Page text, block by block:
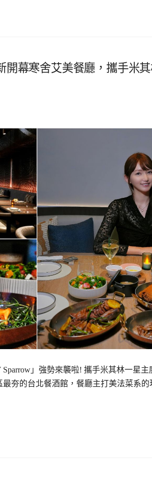
開幕寒舍艾美餐廳，攜手米
」強勢來襲啦! 攜手米其林一星
夯的台北餐酒館，餐廳主打美法菜系